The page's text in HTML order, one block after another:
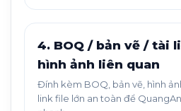
4. BOQ / bản vẽ / tài
hình ảnh liên quan
Đính kèm BOQ, bản vẽ, hình
link file lớn an toàn để